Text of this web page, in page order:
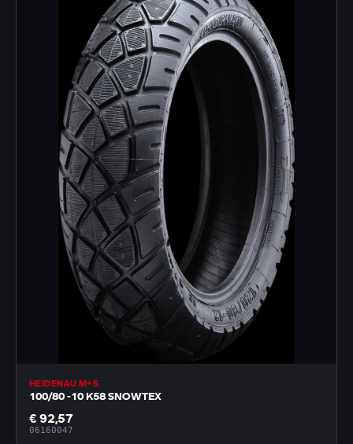
HEIDENAU M+S
100/80 -10 K58 SNOWTEX
€ 92,57
06160047